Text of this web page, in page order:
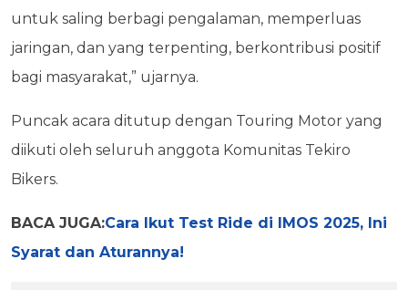
untuk saling berbagi pengalaman, memperluas
jaringan, dan yang terpenting, berkontribusi positif
bagi masyarakat,” ujarnya.
Puncak acara ditutup dengan Touring Motor yang
diikuti oleh seluruh anggota Komunitas Tekiro
Bikers.
BACA JUGA:Cara Ikut Test Ride di IMOS 2025, Ini
Syarat dan Aturannya!